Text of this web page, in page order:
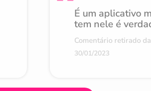
É um aplicativo
tem nele é
Comentário retirado
30/01/2023